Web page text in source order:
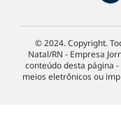
© 2024. Copyright.
Natal/RN - Empresa
conteúdo desta página
meios eletrônicos ou